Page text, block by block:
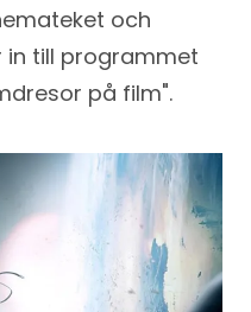
och
in till programmet
på film".